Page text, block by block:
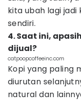
kita ubah lagi
sendiri.
4. Saat ini,
dijual?
catpoopcoffeeinc.com
Kopi yang paling
diurutan
natural dan